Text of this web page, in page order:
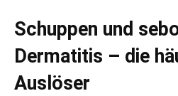
Schuppen und
Dermatitis – die
Auslöser